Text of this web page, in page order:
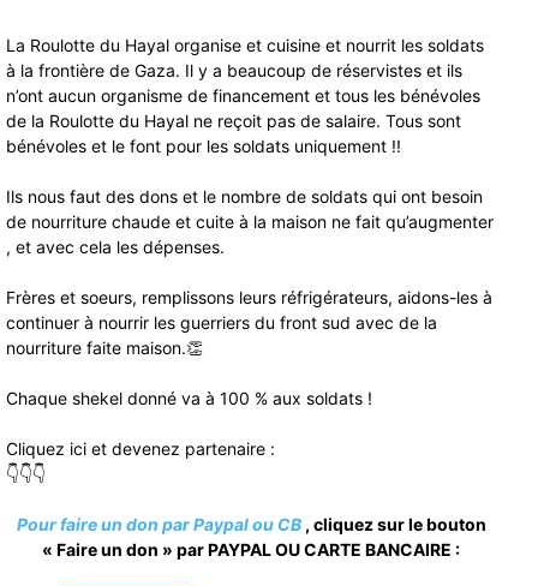
La Roulotte du Hayal organise et cuisine et nourrit les soldats
à la frontière de Gaza. Il y a beaucoup de réservistes et ils
n’ont aucun organisme de financement et tous les bénévoles
de la Roulotte du Hayal ne reçoit pas de salaire. Tous sont
bénévoles et le font pour les soldats uniquement !!
Ils nous faut des dons et le nombre de soldats qui ont besoin
de nourriture chaude et cuite à la maison ne fait qu’augmenter
, et avec cela les dépenses.
Frères et soeurs, remplissons leurs réfrigérateurs, aidons-les à
continuer à nourrir les guerriers du front sud avec de la
nourriture faite maison.👏
Chaque shekel donné va à 100 % aux soldats !
Cliquez ici et devenez partenaire :
👇👇👇
Pour faire un don par Paypal ou CB , cliquez sur le bouton
« Faire un don » par PAYPAL OU CARTE BANCAIRE :